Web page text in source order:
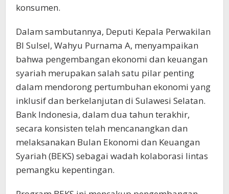
konsumen.
Dalam sambutannya, Deputi Kepala Perwakilan
BI Sulsel, Wahyu Purnama A, menyampaikan
bahwa pengembangan ekonomi dan keuangan
syariah merupakan salah satu pilar penting
dalam mendorong pertumbuhan ekonomi yang
inklusif dan berkelanjutan di Sulawesi Selatan.
Bank Indonesia, dalam dua tahun terakhir,
secara konsisten telah mencanangkan dan
melaksanakan Bulan Ekonomi dan Keuangan
Syariah (BEKS) sebagai wadah kolaborasi lintas
pemangku kepentingan.